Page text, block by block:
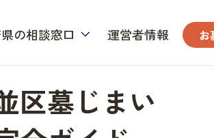
の相談窓口 運営者情報 お
区墓じまい